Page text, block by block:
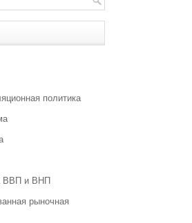
политика
ВВП и ВНП
рыночная